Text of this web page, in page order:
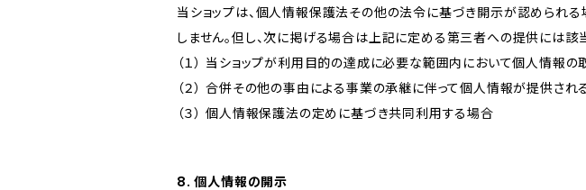
当ショップは、個人情報保護法その他の法令に基づき開示が認められ
しません。但し、次に掲げる場合は上記に定める第三者への提供には該
（１） 当ショップが利用目的の達成に必要な範囲内において個人情報
（２） 合併その他の事由による事業の承継に伴って個人情報が提供され
（３） 個人情報保護法の定めに基づき共同利用する場合
8. 個人情報の開示